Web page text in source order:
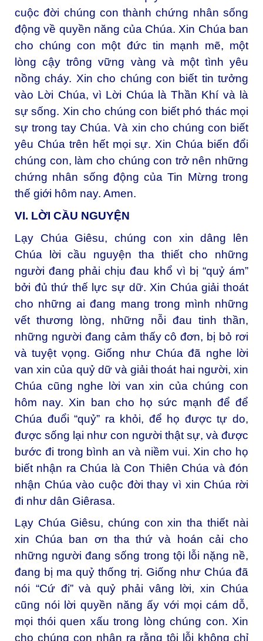
cuộc đời chúng con thành chứng nhân sống
động về quyền năng của Chúa. Xin Chúa ban
cho chúng con một đức tin mạnh mẽ, một
lòng cậy trông vững vàng và một tình yêu
nồng cháy. Xin cho chúng con biết tin tưởng
vào Lời Chúa, vì Lời Chúa là Thần Khí và là
sự sống. Xin cho chúng con biết phó thác mọi
sự trong tay Chúa. Và xin cho chúng con biết
yêu Chúa trên hết mọi sự. Xin Chúa biến đổi
chúng con, làm cho chúng con trở nên những
chứng nhân sống động của Tin Mừng trong
thế giới hôm nay. Amen.
VI. LỜI CẦU NGUYỆN
Lạy Chúa Giêsu, chúng con xin dâng lên
Chúa lời cầu nguyện tha thiết cho những
người đang phải chịu đau khổ vì bị “quỷ ám”
bởi đủ thứ thế lực sự dữ. Xin Chúa giải thoát
cho những ai đang mang trong mình những
vết thương lòng, những nỗi đau tinh thần,
những người đang cảm thấy cô đơn, bị bỏ rơi
và tuyệt vọng. Giống như Chúa đã nghe lời
van xin của quỷ dữ và giải thoát hai người, xin
Chúa cũng nghe lời van xin của chúng con
hôm nay. Xin ban cho họ sức mạnh để để
Chúa đuổi “quỷ” ra khỏi, để họ được tự do,
được sống lại như con người thật sự, và được
bước đi trong bình an và niềm vui. Xin cho họ
biết nhận ra Chúa là Con Thiên Chúa và đón
nhận Chúa vào cuộc đời thay vì xin Chúa rời
đi như dân Giêrasa.
Lạy Chúa Giêsu, chúng con xin tha thiết nài
xin Chúa ban ơn tha thứ và hoán cải cho
những người đang sống trong tội lỗi nặng nề,
đang bị ma quỷ thống trị. Giống như Chúa đã
nói “Cứ đi” và quỷ phải vâng lời, xin Chúa
cũng nói lời quyền năng ấy với mọi cám dỗ,
mọi thói quen xấu trong lòng chúng con. Xin
cho chúng con nhận ra rằng tội lỗi không chỉ